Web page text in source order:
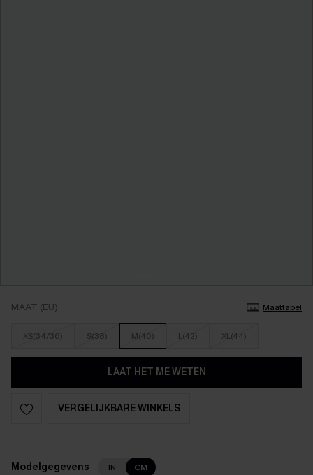
MAAT (EU) Maattabel
XS(34/36) S(38) M(40) L(42) XL(44)
LAAT HET ME WETEN
VERGELIJKBARE WINKELS
Modelgegevens IN CM